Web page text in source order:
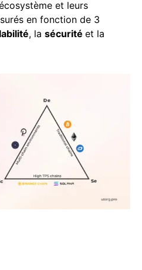
et leurs
en fonction de 3
, la sécurité et la